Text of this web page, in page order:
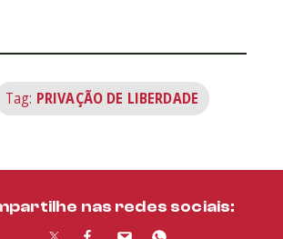
Tag: PRIVAÇÃO DE LIBERDADE
nas redes sociais: